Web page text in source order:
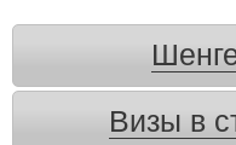
Визы в